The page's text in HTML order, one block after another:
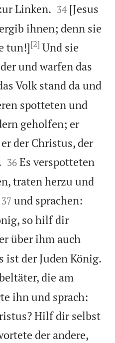
Linken. 

34 [Jesus
ihnen; denn sie
tun!][2] Und sie
und warfen das
Volk stand da und
spotteten und
geholfen; er
der Christus, der


36 Es verspotteten
traten herzu und

37 und sprachen:
so hilf dir
über ihm auch
der Juden König.
die am
ihn und sprach:
Hilf dir selbst
der andere,